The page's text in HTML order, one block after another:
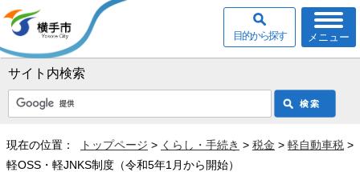
サイト内検索
メニュー
目的から探す
現在の位置： トップページ > くらし・手続き > 税金 > 軽自動車税 >
軽OSS・軽JNKS制度（令和5年1月から開始）